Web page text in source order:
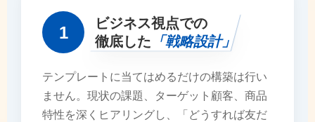
1
ビジネス視点での
徹底した 「戦略設計」
テンプレートに当てはめるだけの構築は行い
ません。現状の課題、ターゲット顧客、商品
特性を深くヒアリングし、「どうすれば友だ